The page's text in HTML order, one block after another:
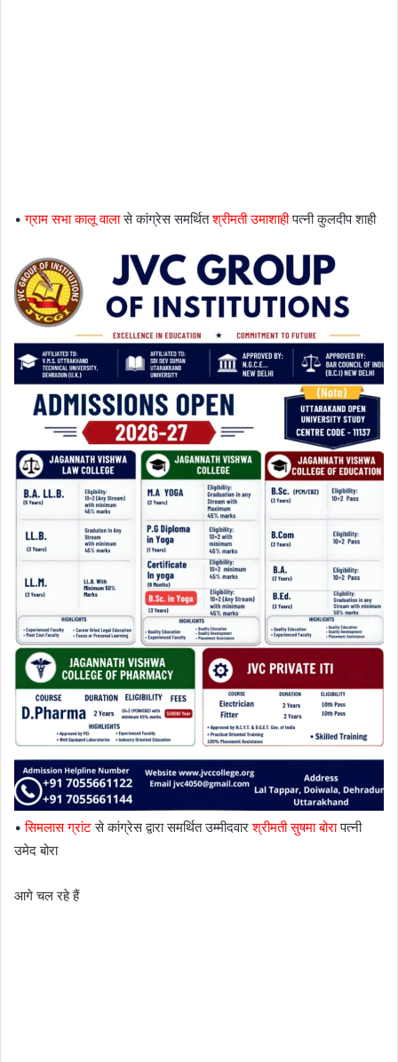
•ग्राम सभा कालू वालासे कांग्रेस समर्थितश्रीमती उमाशाहीपत्नी कुलदीप शाही
•सिमलास ग्रांटसे कांग्रेस द्वारा समर्थित उम्मीदवारश्रीमती सुषमा बोरापत्नी
उमेद बोरा
आगे चल रहे हैं